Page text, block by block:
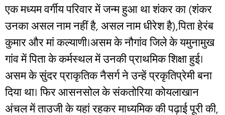
एक मध्यम वर्गीय परिवार में जन्म हुआ था शंकर का (शंकर
उनका असल नाम नहीं है, असल नाम धीरेश है),पिता हेरंब
कुमार और मां कल्याणी।असम के नौगांव जिले के यमुनामुख
गांव में पिता के कर्मस्थल में उनकी प्राथमिक शिक्षा हुई।
असम के सुंदर प्राकृतिक नैसर्ग ने उन्हें प्रकृतिप्रेमी बना
दिया था। फिर आसनसोल के संकतोरिया कोयलाखान
अंचल में ताउजी के यहां रहकर माध्यमिक की पढ़ाई पूरी की,